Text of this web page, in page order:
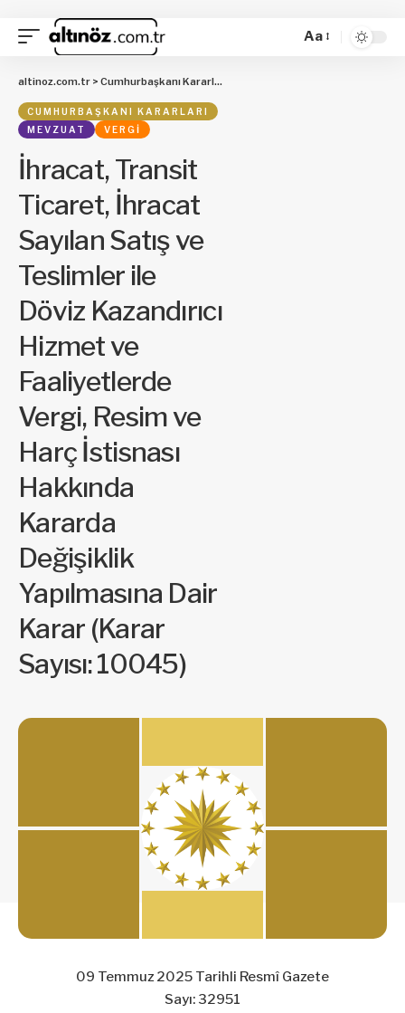
Aa
altinoz.com.tr > Cumhurbaşkanı Kararları
CUMHURBAŞKANI KARARLARI
MEVZUAT
VERGI
İhracat, Transit
Ticaret, İhracat
Sayılan Satış ve
Teslimler ile
Döviz Kazandırıcı
Hizmet ve
Faaliyetlerde
Vergi, Resim ve
Harç İstisnası
Hakkında
Kararda
Değişiklik
Yapılmasına Dair
Karar (Karar
Sayısı: 10045)
09 Temmuz 2025 Tarihli Resmî Gazete
Sayı: 32951